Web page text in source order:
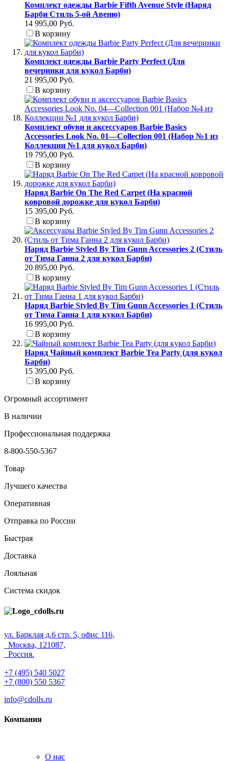
Комплект одежды Barbie Fifth Avenue Style (Наряд
Барби Стиль 5-ой Авеню)
14 995,00 Руб.
В корзину
Комплект одежды Barbie Party Perfect (Для
вечеринки для кукол Барби)
21 995,00 Руб.
В корзину
Комплект обуви и аксессуаров Barbie Basics
Accessories Look No. 01—Collection 001 (Набор №1 из
Коллекции №1 для кукол Барби)
19 795,00 Руб.
В корзину
Наряд Barbie On The Red Carpet (На красной
ковровой дорожке для кукол Барби)
15 395,00 Руб.
В корзину
Наряд Barbie Styled By Tim Gunn Accessories 2 (Стиль
от Тима Ганна 2 для кукол Барби)
20 895,00 Руб.
В корзину
Наряд Barbie Styled By Tim Gunn Accessories 1 (Стиль
от Тима Ганна 1 для кукол Барби)
16 995,00 Руб.
В корзину
Наряд Чайный комплект Barbie Tea Party (для кукол
Барби)
15 395,00 Руб.
В корзину
Огромный ассортимент
В наличии
Профессиональная поддержка
8-800-550-5367
Товар
Лучшего качества
Оперативная
Отправка по России
Быстрая
Доставка
Лояльная
Система скидок
ул. Барклая д.6 стр. 5, офис 116,
Москва, 121087,
Россия.
+7 (495) 540 5027
+7 (800) 550 5367
info@cdolls.ru
Компания
О нас